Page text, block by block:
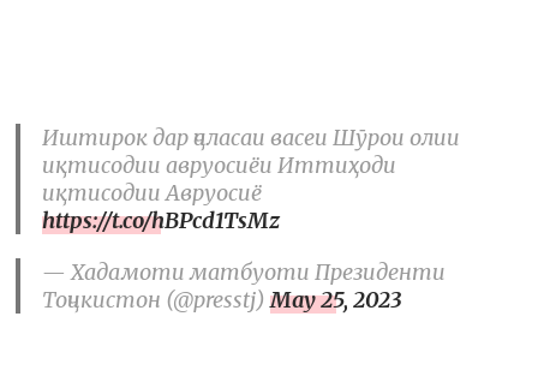
Иштирок дар ҷаласаи васеи Шӯрои олии
иқтисодии авруосиёи Иттиҳоди
иқтисодии Авруосиё
https://t.co/hBPcd1TsMz
— Хадамоти матбуоти Президенти
Тоҷикистон (@presstj)May 25, 2023